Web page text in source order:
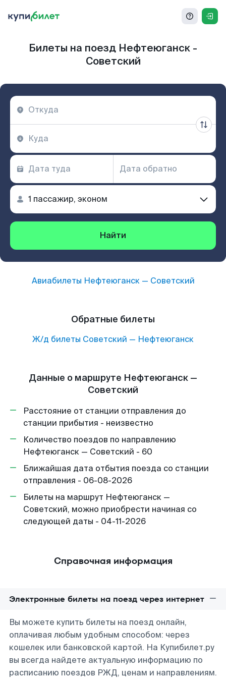
Билеты на поезд Нефтеюганск -
Советский
Найти
Авиабилеты Нефтеюганск— Советский
Обратные билеты
Ж/д билеты Советский — Нефтеюганск
Данные о маршруте Нефтеюганск —
Советский
Расстояние от станции отправления до
станции прибытия - неизвестно
Количество поездов по направлению
Нефтеюганск — Советский - 60
Ближайшая дата отбытия поезда со станции
отправления - 06-08-2026
Билеты на маршрут Нефтеюганск —
Советский, можно приобрести начиная со
следующей даты - 04-11-2026
Справочная информация
Электронные билеты на поезд через интернет
Вы можете купить билеты на поезд онлайн,
оплачивая любым удобным способом: через
кошелек или банковской картой. На Купибилет.ру
вы всегда найдете актуальную информацию по
расписанию поездов РЖД, ценам и направлениям.